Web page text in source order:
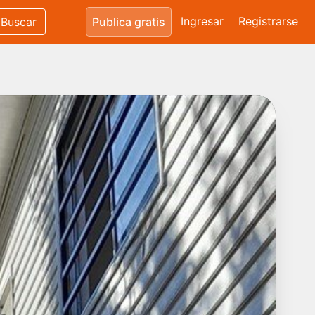
Buscar Publica gratis Ingresar Registrarse